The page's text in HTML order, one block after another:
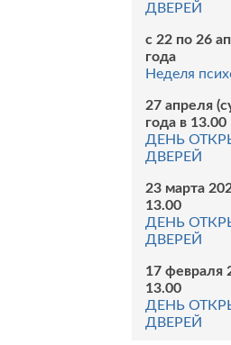
ДВЕРЕЙ
с 22 по 26
года
Неделя
27 апреля
года в 13.00
ДЕНЬ
ДВЕРЕЙ
23 марта
13.00
ДЕНЬ
ДВЕРЕЙ
17 февраля
13.00
ДЕНЬ
ДВЕРЕЙ